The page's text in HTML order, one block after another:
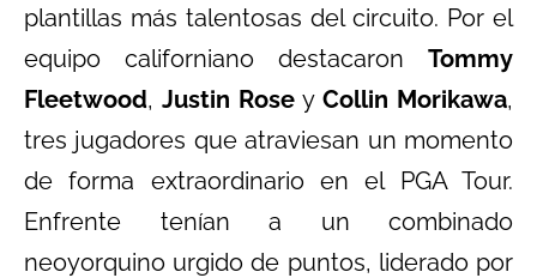
plantillas más talentosas del circuito. Por el
equipo californiano destacaron Tommy
Fleetwood, Justin Rose y Collin Morikawa,
tres jugadores que atraviesan un momento
de forma extraordinario en el PGA Tour.
Enfrente tenían a un combinado
neoyorquino urgido de puntos, liderado por